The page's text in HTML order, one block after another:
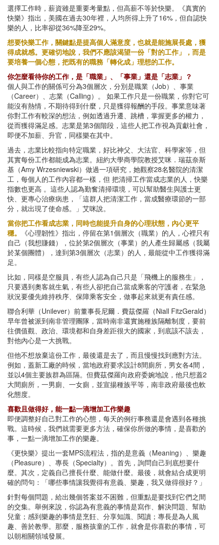
選擇工作時，薪資雖是重要考量點，但高薪不等於快樂。《真實的
快樂》指出，美國在過去30年裡，人均所得上升了16%，但自認快
樂的人，比率卻從36%降至29%。
想要快樂工作，關鍵點是提高個人滿意度，也就是能施展長處，獲
得成就感。更確切地說，我們不應該渴望一份「對的工作」，而是
要培養一個心態，把既有的職務「轉化成」理想的工作。
你怎麼看待你的工作，是「職業」、「事業」還是「志業」？
個人與工作的關係可分為3個層次，分別是職業（Job）、事業
（Career）、志業（Calling）。 如果工作只是一份職業，你對它可
能沒有熱情，不期待得到什麼，只是獲得報酬的手段。事業意味著
你對工作有較深的想法，例如透過升遷、跳槽，掌握更多的權力，
從而獲得滿足感。志業是第3個階段，這些人把工作視為貢獻社會，
即便不加薪、升官，同樣樂在其中。
過去，志業比較指向特定職業，好比神父、大法官、科學家等，但
其實每份工作都能成為志業。紐約大學商學院教授艾咪．瑞茲奈斯
基（Amy Wrzesniewski）做過一項研究，她觀察28名醫院的清潔
工，每個人的工作內容都一樣，但 把清掃工作當成志業的人，快樂
指數也更高 。這些人認為勤奮清掃環境，可以幫助醫生與護士更
快、更專心治療病患，「這群人把清潔工作，當成醫療環節的一部
分，就出現了使命感。」艾咪說。
當你把工作看成志業，同時也能提升自身的心理狀態，內心更平
穩。
《心理韌性》指出，停留在第1個層次（職業）的人，心裡只有
自己（我想賺錢），位於第2個層次（事業）的人產生歸屬感（我屬
於某個團體），達到第3個層次（志業）的人，最能從中工作獲得滿
足。
比如，同樣是空服員，有些人認為自己只是「飛機上的服務生」，
只要遇到奧客就生氣，有些人卻把自己當成乘客的守護者，在緊急
狀況要優先維持秩序、保障乘客安全，做事起來就更有責任感。
聯合利華（Unilever）前董事長尼爾．費茲傑羅（Niall FitzGerald）
早年曾被派到南非管理團隊，當時南非還實施種族隔離制度，要前
往價值觀、政治、環境都和自身差距很大的國家，到底該不該去，
對他內心是一大挑戰。
但他不想放棄這份工作，最後還是去了，而且慢慢找到應對方法。
例如，蓋新工廠的時候，當地政府要求設計8間廁所，男女各4間，
並以4個主要族群為區隔。但費茲傑羅向政府委婉地說，他只想蓋2
大間廁所，一男廁、一女廁，並宣揚種族平等，南非政府最後也軟
化態度。
喜歡且做得好，能一點一滴增加工作樂趣
即便調整好自己對工作的心態，每天的例行事務還是會遇到各種挑
戰。這時候，我們就需要更多方法，確保你所做的事情，是喜歡的
事，一點一滴增加工作的樂趣。
《更快樂》提出一套MPS流程法，指的是意義（Meaning）、樂趣
（Pleasure）、專長（Specialty）。首先，詢問自己到底想要什
麼。其次，定義自己擅長什麼、能做什麼。最後，就會結合成更明
確的問句：「哪些事情讓我覺得有意義、樂趣，我又做得很好？」
針對每個問題，給出幾個答案並不困難，但重點是要找到它們之間
的交集。舉例來說，你認為有意義的事情是寫作、解決問題、幫助
兒童；感到樂趣的事情是烹飪、分享知識、閱讀；專長是為人風
趣、善於教學。那麼，服務孩童的工作，就會是你喜歡的事情，可
以朝相關領域發展。